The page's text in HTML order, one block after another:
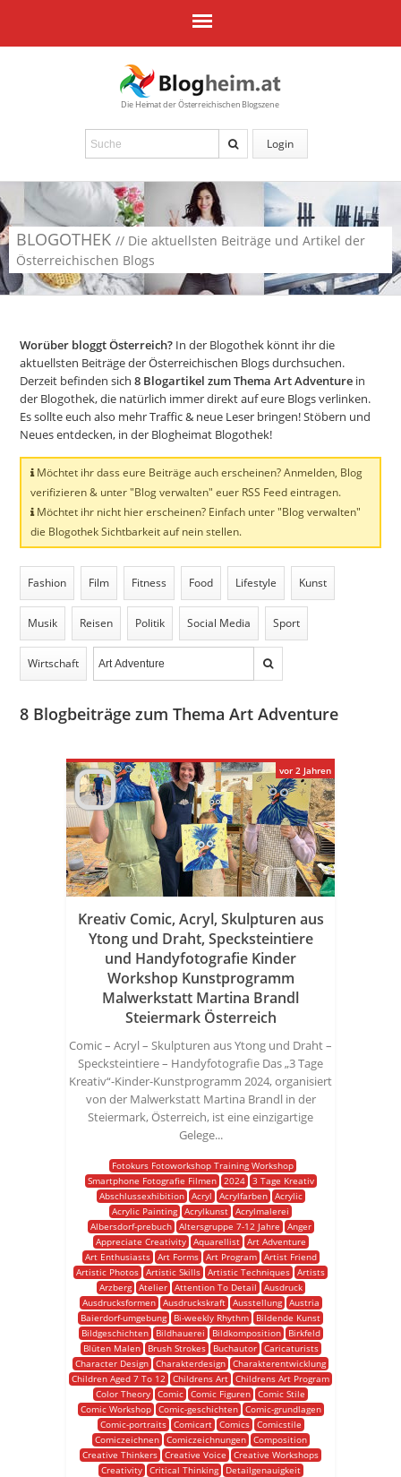
Die Heimat der Österreichischen Blogszene
Login
BLOGOTHEK // Die aktuellsten Beiträge und Artikel der
Österreichischen Blogs
Worüber bloggt Österreich? In der Blogothek könnt ihr die
aktuellsten Beiträge der Österreichischen Blogs durchsuchen.
Derzeit befinden sich8 Blogartikel zum Thema Art Adventure in
der Blogothek, die natürlich immer direkt auf eure Blogs verlinken.
Es sollte euch also mehr Traffic & neue Leser bringen! Stöbern und
Neues entdecken, in der Blogheimat Blogothek!
Möchtet ihr dass eure Beiträge auch erscheinen? Anmelden, Blog
verifizieren & unter "Blog verwalten" euer RSS Feed eintragen.
Möchtet ihr nicht hier erscheinen? Einfach unter "Blog verwalten"
die Blogothek Sichtbarkeit auf nein stellen.
Fashion Film Fitness Food Lifestyle Kunst
Musik Reisen Politik Social Media Sport
Wirtschaft
8 Blogbeiträge zum Thema Art Adventure
Kreativ Comic, Acryl, Skulpturen aus
Ytong und Draht, Specksteintiere
und Handyfotografie Kinder
Workshop Kunstprogramm
Malwerkstatt Martina Brandl
Steiermark Österreich
Comic – Acryl – Skulpturen aus Ytong und Draht –
Specksteintiere – Handyfotografie Das „3 Tage
Kreativ“-Kinder-Kunstprogramm 2024, organisiert
von der Malwerkstatt Martina Brandl in der
Steiermark, Österreich, ist eine einzigartige
Gelege...
Fotokurs Fotoworkshop Training Workshop
Smartphone Fotografie Filmen
2024
3 Tage Kreativ
Abschlussexhibition
Acryl Acrylfarben
Acrylic
Acrylic Painting Acrylkunst Acrylmalerei
Albersdorf-prebuch
Altersgruppe 7-12 Jahre
Anger
Appreciate Creativity
Aquarellist
Art Adventure
Art Enthusiasts
Art Forms Art Program
Artist Friend
Artistic Photos Artistic Skills Artistic Techniques Artists
Arzberg
Atelier Attention To Detail
Ausdruck
Ausdrucksformen
Ausdruckskraft Ausstellung
Austria
Baierdorf-umgebung
Bi-weekly Rhythm
Bildende Kunst
Bildgeschichten
Bildhauerei Bildkomposition
Birkfeld
Blüten Malen
Brush Strokes Buchautor
Caricaturists
Character Design Charakterdesign Charakterentwicklung
Children Aged 7 To 12 Childrens Art Childrens Art Program
Color Theory Comic Comic Figuren Comic Stile
Comic Workshop
Comic-geschichten
Comic-grundlagen
Comic-portraits
Comicart Comics
Comicstile
Comiczeichnen
Comiczeichnungen
Composition
Creative Thinkers Creative Voice
Creative Workshops
Creativity
Critical Thinking
Detailgenauigkeit
vor 2 Jahren